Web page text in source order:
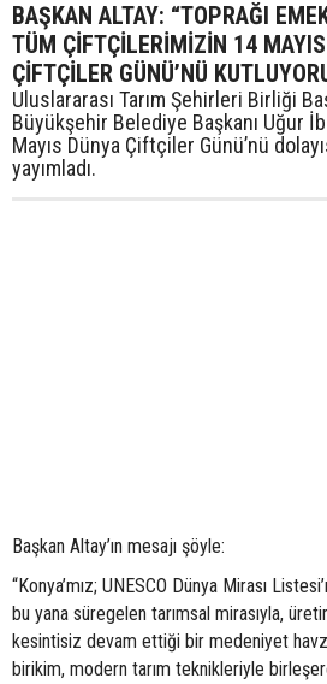
BAŞKAN ALTAY: “TOPRAĞI
TÜM ÇİFTÇİLERİMİZİN 14
ÇİFTÇİLER GÜNÜ’NÜ
Uluslararası Tarım Şehirleri Birliği
Büyükşehir Belediye Başkanı Uğur
Mayıs Dünya Çiftçiler Günü’nü
yayımladı.
Başkan Altay’ın mesajı şöyle:
“Konya’mız; UNESCO Dünya Mirası
bu yana süregelen tarımsal mirasıyla,
kesintisiz devam ettiği bir medeniyet
birikim, modern tarım teknikleriyle